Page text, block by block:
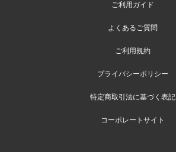
ご利用ガイド
よくあるご質問
ご利用規約
プライバシーポリシー
特定商取引法に基づく表記
コーポレートサイト